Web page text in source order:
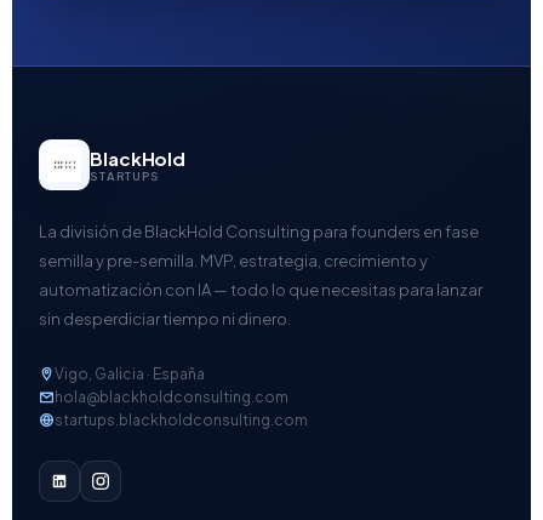
BlackHold
STARTUPS
La división de BlackHold Consulting para founders en fase
semilla y pre-semilla. MVP, estrategia, crecimiento y
automatización con IA — todo lo que necesitas para lanzar
sin desperdiciar tiempo ni dinero.
Vigo, Galicia · España
hola@blackholdconsulting.com
startups.blackholdconsulting.com